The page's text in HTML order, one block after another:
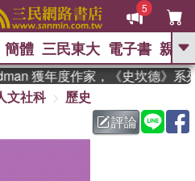
5
GO
搜： 東野圭吾 、
父親節 、 花開錦
方念華 、 台灣的
簡體 三民東大 電子書 親子
獲年度作家，《史坎德》系
文社科
歷史
評論